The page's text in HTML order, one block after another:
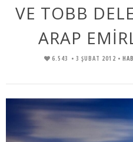
VE TOBB
ARAP
6.543 • 3 ŞUBAT 2012 •